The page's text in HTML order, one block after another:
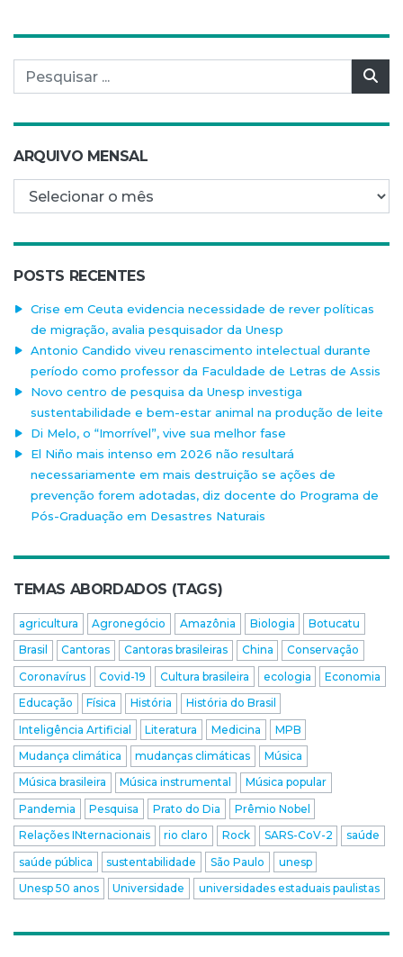
Pesquisar por:
ARQUIVO MENSAL
Arquivo mensal
POSTS RECENTES
Crise em Ceuta evidencia necessidade de rever políticas
de migração, avalia pesquisador da Unesp
Antonio Candido viveu renascimento intelectual durante
período como professor da Faculdade de Letras de Assis
Novo centro de pesquisa da Unesp investiga
sustentabilidade e bem-estar animal na produção de leite
Di Melo, o “Imorrível”, vive sua melhor fase
El Niño mais intenso em 2026 não resultará
necessariamente em mais destruição se ações de
prevenção forem adotadas, diz docente do Programa de
Pós-Graduação em Desastres Naturais
TEMAS ABORDADOS (TAGS)
agricultura Agronegócio Amazônia Biologia
Botucatu
Brasil
Cantoras Cantoras brasileiras China
Conservação
Coronavírus
Covid-19 Cultura brasileira ecologia
Economia
Educação
Física História
História do Brasil
Inteligência Artificial
Literatura Medicina
MPB
Mudança climática
mudanças climáticas
Música
Música brasileira
Música instrumental
Música popular
Pandemia
Pesquisa Prato do Dia
Prêmio Nobel
Relações INternacionais
rio claro Rock SARS-CoV-2
saúde
saúde pública
sustentabilidade São Paulo
unesp
Unesp 50 anos
Universidade universidades estaduais paulistas